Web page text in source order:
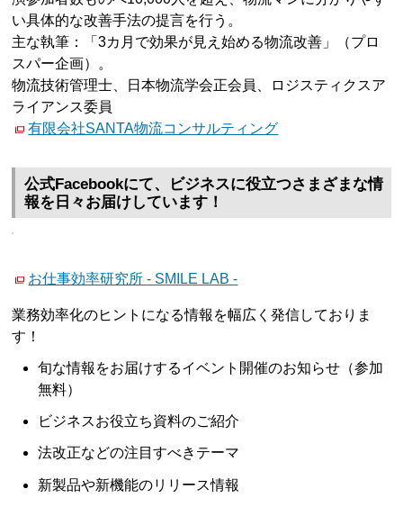
い具体的な改善手法の提言を行う。
主な執筆：「3カ月で効果が見え始める物流改善」（プロ
スパー企画）。
物流技術管理士、日本物流学会正会員、ロジスティクスア
ライアンス委員
有限会社SANTA物流コンサルティング
公式Facebookにて、ビジネスに役立つさまざまな情
報を日々お届けしています！
お仕事効率研究所 - SMILE LAB -
業務効率化のヒントになる情報を幅広く発信しておりま
す！
旬な情報をお届けするイベント開催のお知らせ（参加
無料）
ビジネスお役立ち資料のご紹介
法改正などの注目すべきテーマ
新製品や新機能のリリース情報